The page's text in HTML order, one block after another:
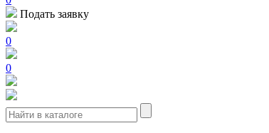
Подать заявку
0
0